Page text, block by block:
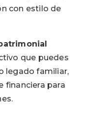
con estilo de
que puedes
legado familiar,
financiera para